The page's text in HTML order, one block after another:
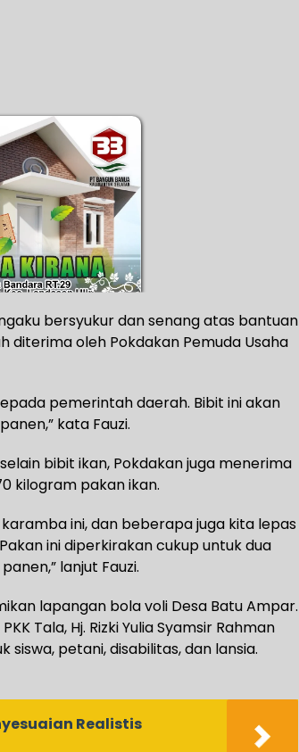
bersyukur dan senang atas bantuan
diterima oleh Pokdakan Pemuda Usaha
pemerintah daerah. Bibit ini akan
kata Fauzi.
bibit ikan, Pokdakan juga menerima
kilogram pakan ikan.
ini, dan beberapa juga kita lepas
ini diperkirakan cukup untuk dua
lanjut Fauzi.
lapangan bola voli Desa Batu Ampar.
Tala, Hj. Rizki Yulia Syamsir Rahman
petani, disabilitas, dan lansia.
Realistis